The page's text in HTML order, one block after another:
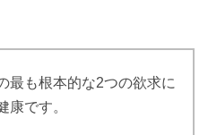
最も根本的な2つの欲求に
康です。